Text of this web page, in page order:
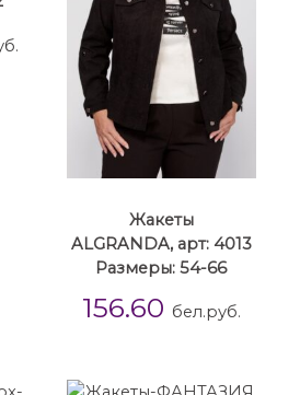
Жакеты
ALGRANDA, арт: 4013
Размеры: 54-66
156.60 бел.руб.